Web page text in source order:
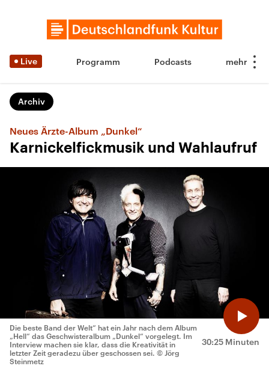
Live Programm Podcasts
Archiv
Neues Ärzte-Album „Dunkel“
Karnickelfickmusik und Wahlaufruf
30:25 Minuten
Die beste Band der Welt“ hat ein Jahr nach dem Album
„Hell“ das Geschwisteralbum „Dunkel“ vorgelegt. Im
Interview machen sie klar, dass die Kreativität in
letzter Zeit geradezu über geschossen sei. © Jörg
Steinmetz